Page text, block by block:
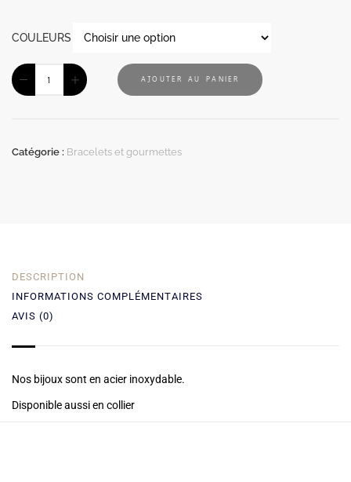
COULEURS
AJOUTER AU PANIER
Catégorie : Bracelets et gourmettes
DESCRIPTION
INFORMATIONS COMPLÉMENTAIRES
AVIS (0)
Nos bijoux sont en acier inoxydable.
Disponible aussi en collier